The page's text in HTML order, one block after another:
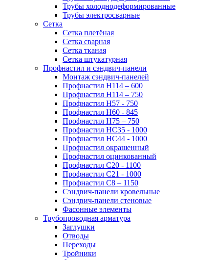
Трубы холоднодеформированные
Трубы электросварные
Сетка
Сетка плетёная
Сетка сварная
Сетка тканая
Сетка штукатурная
Профнастил и сэндвич-панели
Монтаж сэндвич-панелей
Профнастил Н114 – 600
Профнастил Н114 – 750
Профнастил Н57 - 750
Профнастил Н60 - 845
Профнастил Н75 – 750
Профнастил НС35 - 1000
Профнастил НС44 - 1000
Профнастил окрашенный
Профнастил оцинкованный
Профнастил С20 - 1100
Профнастил С21 - 1000
Профнастил С8 – 1150
Сэндвич-панели кровельные
Сэндвич-панели стеновые
Фасонные элементы
Трубопроводная арматура
Заглушки
Отводы
Переходы
Тройники